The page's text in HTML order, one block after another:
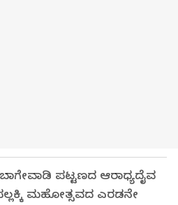
ಪಟ್ಟಣದ ಆರಾಧ್ಯದೈವ
ಮಹೋತ್ಸವದ ಎರಡನೇ